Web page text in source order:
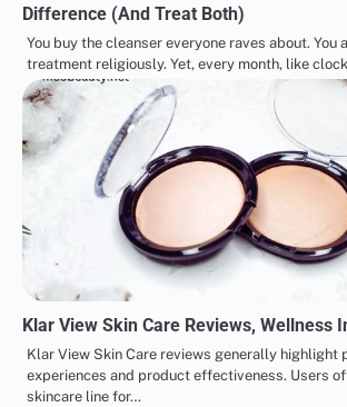
Difference (And Treat Both)
You buy the cleanser everyone raves about. You
treatment religiously. Yet, every month, like
Klar View Skin Care Reviews, Wellness
Klar View Skin Care reviews generally highlight
experiences and product effectiveness. Users
skincare line for…